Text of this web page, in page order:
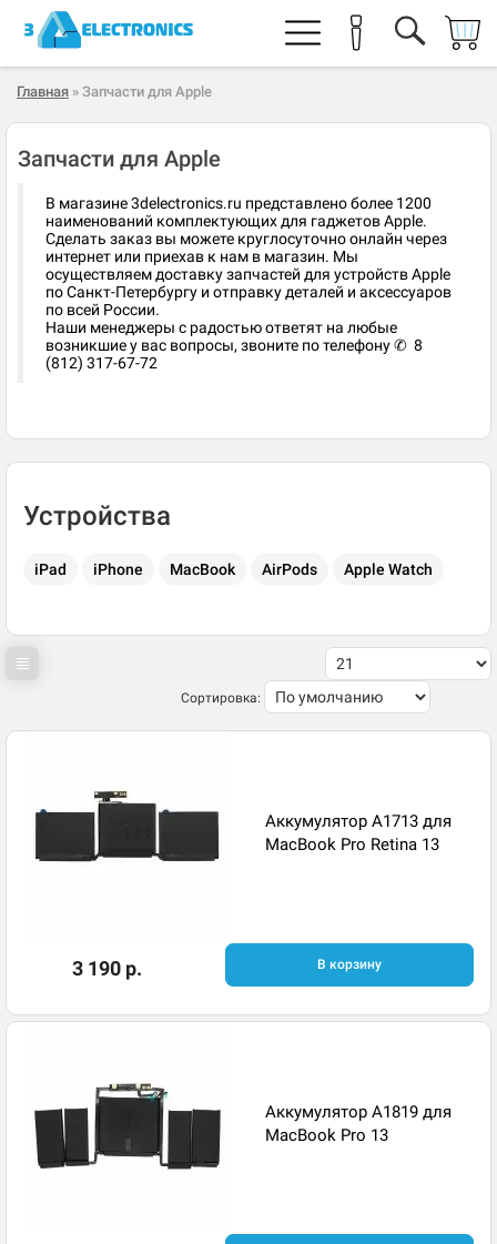
Главная » Запчасти для Apple
Запчасти для Apple
В магазине 3delectronics.ru представлено более 1200
наименований комплектующих для гаджетов Apple.
Сделать заказ вы можете круглосуточно онлайн через
интернет или приехав к нам в магазин. Мы
осуществляем доставку запчастей для устройств Apple
по Санкт-Петербургу и отправку деталей и аксессуаров
по всей России.
Наши менеджеры с радостью ответят на любые
возникшие у вас вопросы, звоните по телефону ✆ 8
(812) 317-67-72
Устройства
iPad iPhone MacBook AirPods Apple Watch
Сортировка:
Аккумулятор A1713 для
MacBook Pro Retina 13
3 190 р. В корзину
Аккумулятор A1819 для
MacBook Pro 13